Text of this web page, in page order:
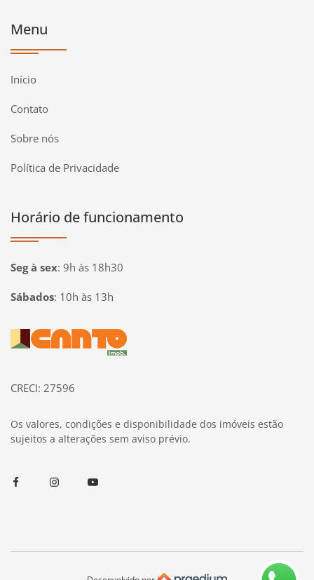
Menu
Início
Contato
Sobre nós
Política de Privacidade
Horário de funcionamento
Seg à sex: 9h às 18h30
Sábados: 10h às 13h
Página inicial
CRECI: 27596
Os valores, condições e disponibilidade dos imóveis estão
sujeitos a alterações sem aviso prévio.
FacebookInstagramYoutube